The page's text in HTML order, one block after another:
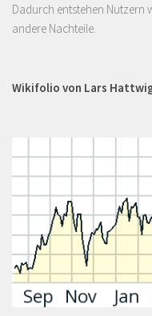
Dadurch entstehen Nutzern
andere Nachteile.
Wikifolio von Lars